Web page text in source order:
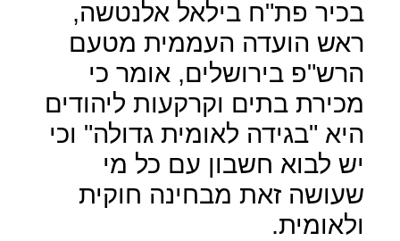
בכיר פת"ח בילאל אלנטשה,
ראש הועדה העממית מטעם
הרש"פ בירושלים, אומר כי
מכירת בתים וקרקעות ליהודים
היא "בגידה לאומית גדולה" וכי
יש לבוא חשבון עם כל מי
שעושה זאת מבחינה חוקית
ולאומית.